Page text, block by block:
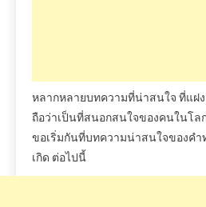
หลากหลายบทความที่น่าสนใจ ที่แฝ
ถือว่าเป็นที่สนอกสนใจของคนในโล
ขอเริ่มกันที่บทความน่าสนใจของค
เกิด ต่อไปนี้